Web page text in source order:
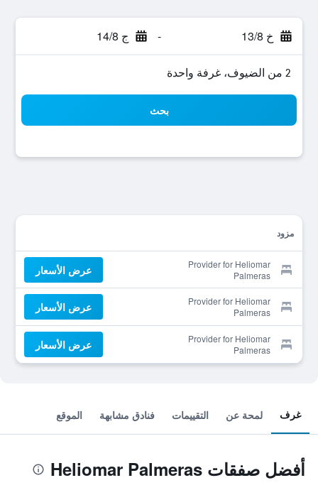
خ 13/8 - ج 14/8
2 من الضيوف، غرفة واحدة
بحث
مزود
Provider for Heliomar
Palmeras
عرض الأسعار
Provider for Heliomar
Palmeras
عرض الأسعار
Provider for Heliomar
Palmeras
عرض الأسعار
غرف لمحة عن التقييمات فنادق مشابهة الموقع
أفضل صفقات Heliomar Palmeras